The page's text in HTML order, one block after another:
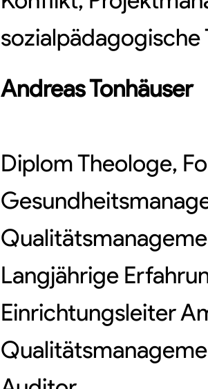
sozialpädagogische
AndreasTonhäuser
Diplom Theologe,
Langjährige
Einrichtungsleiter